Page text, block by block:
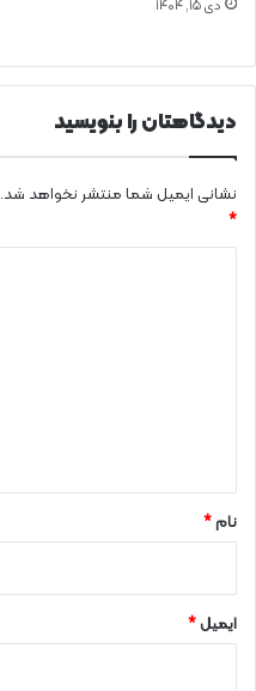
ق
ی
دی ۱۵, ۱۴۰۴
دیدگاهتان را بنویسید
نشانی ایمیل شما منتشر نخواهد شد.
*
نام*
ایمیل*